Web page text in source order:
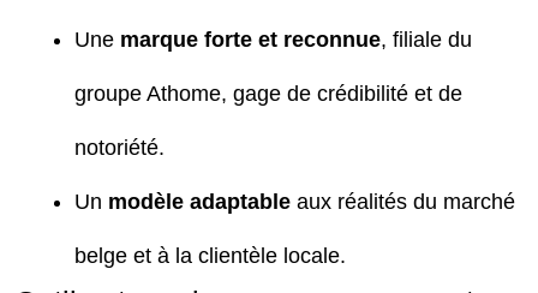
Une marque forte et reconnue, filiale du
groupe Athome, gage de crédibilité et de
notoriété.
Un modèle adaptable aux réalités du marché
belge et à la clientèle locale.